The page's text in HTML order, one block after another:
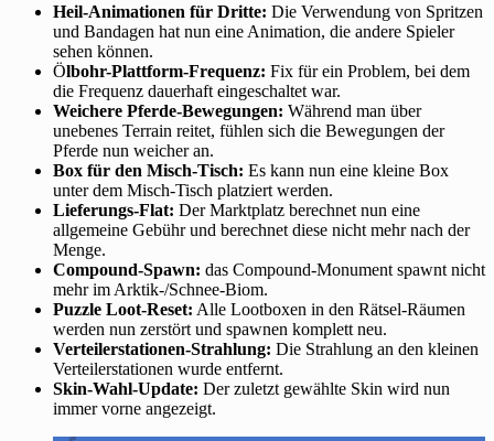
Heil-Animationen für Dritte: Die Verwendung von Spritzen
und Bandagen hat nun eine Animation, die andere Spieler
sehen können.
Ölbohr-Plattform-Frequenz: Fix für ein Problem, bei dem
die Frequenz dauerhaft eingeschaltet war.
Weichere Pferde-Bewegungen: Während man über
unebenes Terrain reitet, fühlen sich die Bewegungen der
Pferde nun weicher an.
Box für den Misch-Tisch: Es kann nun eine kleine Box
unter dem Misch-Tisch platziert werden.
Lieferungs-Flat: Der Marktplatz berechnet nun eine
allgemeine Gebühr und berechnet diese nicht mehr nach der
Menge.
Compound-Spawn: das Compound-Monument spawnt nicht
mehr im Arktik-/Schnee-Biom.
Puzzle Loot-Reset: Alle Lootboxen in den Rätsel-Räumen
werden nun zerstört und spawnen komplett neu.
Verteilerstationen-Strahlung: Die Strahlung an den kleinen
Verteilerstationen wurde entfernt.
Skin-Wahl-Update: Der zuletzt gewählte Skin wird nun
immer vorne angezeigt.